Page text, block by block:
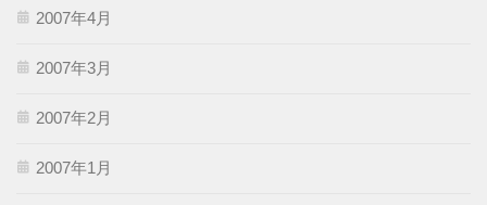
2007年4月
2007年3月
2007年2月
2007年1月